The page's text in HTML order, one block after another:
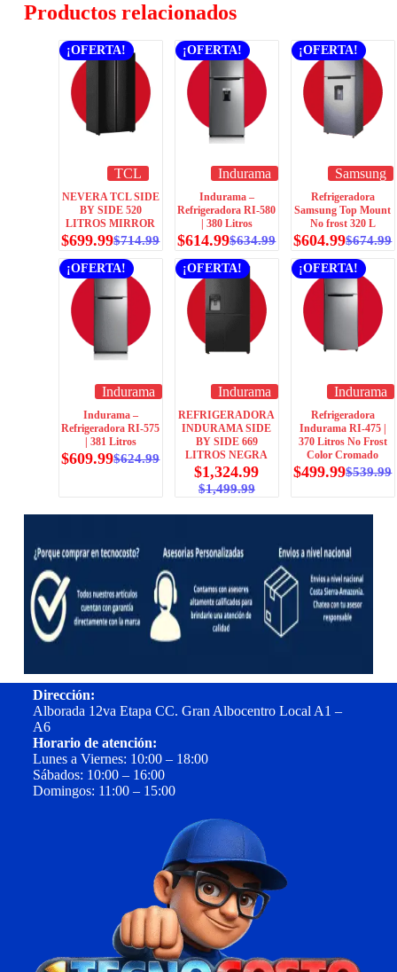
Productos relacionados
¡OFERTA!
TCL
NEVERA TCL SIDE
BY SIDE 520
LITROS MIRROR
$714.99
$699.99
¡OFERTA!
Indurama
Indurama –
Refrigeradora RI-580
| 380 Litros
$634.99
$614.99
¡OFERTA!
Samsung
Refrigeradora
Samsung Top Mount
No frost 320 L
$674.99
$604.99
¡OFERTA!
Indurama
Indurama –
Refrigeradora RI-575
| 381 Litros
$624.99
$609.99
¡OFERTA!
Indurama
REFRIGERADORA
INDURAMA SIDE
BY SIDE 669
LITROS NEGRA
$1,499.99
$1,324.99
¡OFERTA!
Indurama
Refrigeradora
Indurama RI-475 |
370 Litros No Frost
Color Cromado
$539.99
$499.99
Dirección:
Alborada 12va Etapa CC. Gran Albocentro Local A1 –
A6
Horario de atención:
Lunes a Viernes: 10:00 – 18:00
Sábados: 10:00 – 16:00
Domingos: 11:00 – 15:00